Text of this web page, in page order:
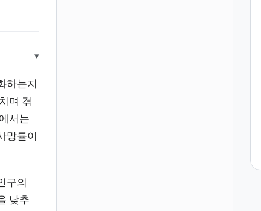
▾
하는지
며 겪
서는
망률이
구의
낮추